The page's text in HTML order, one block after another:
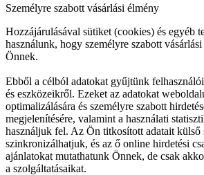
Személyre szabott vásárlási élmény
Hozzájárulásával sütiket (cookies) és egyéb
használunk, hogy személyre szabott
Önnek.
Ebből a célból adatokat gyűjtünk
és eszközeikről. Ezeket az adatokat
optimalizálására és személyre szabott
megjelenítésére, valamint a használati
használjuk fel. Az Ön titkosított adatait külső
szinkronizálhatjuk, és az ő online hirdetési
ajánlatokat mutathatunk Önnek, de csak
a szolgáltatásaikat.